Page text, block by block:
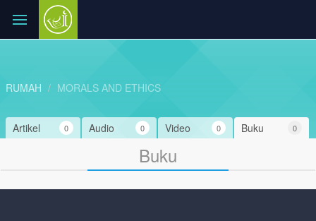
RUMAH MORALS AND ETHICS
Buku 0
Video 0
Audio 0
Artikel 0
Buku